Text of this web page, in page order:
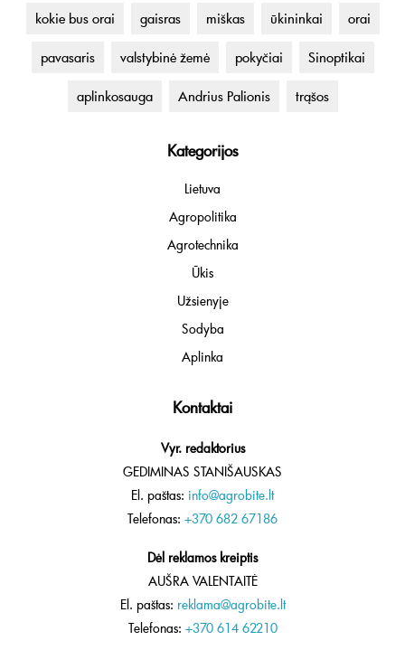
kokie bus orai gaisras miškas ūkininkai orai
pavasaris valstybinė žemė pokyčiai Sinoptikai
aplinkosauga Andrius Palionis trąšos
Kategorijos
Lietuva
Agropolitika
Agrotechnika
Ūkis
Užsienyje
Sodyba
Aplinka
Kontaktai
Vyr. redaktorius
GEDIMINAS STANIŠAUSKAS
El. paštas: info@agrobite.lt
Telefonas: +370 682 67186
Dėl reklamos kreiptis
AUŠRA VALENTAITĖ
El. paštas: reklama@agrobite.lt
Telefonas: +370 614 62210